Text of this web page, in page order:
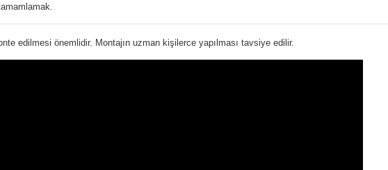
edilmesi önemlidir. Montajın uzman kişilerce yapılması tavsiye edilir.